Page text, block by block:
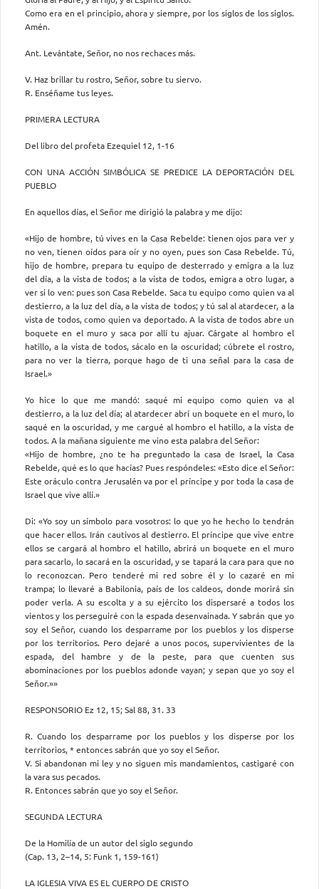
Como era en el principio, ahora y siempre, por los siglos de los siglos.
Amén.
Ant. Levántate, Señor, no nos rechaces más.
V. Haz brillar tu rostro, Señor, sobre tu siervo.
R. Enséñame tus leyes.
PRIMERA LECTURA
Del libro del profeta Ezequiel 12, 1-16
CON UNA ACCIÓN SIMBÓLICA SE PREDICE LA DEPORTACIÓN DEL
PUEBLO
En aquellos días, el Señor me dirigió la palabra y me dijo:
«Hijo de hombre, tú vives en la Casa Rebelde: tienen ojos para ver y
no ven, tienen oídos para oír y no oyen, pues son Casa Rebelde. Tú,
hijo de hombre, prepara tu equipo de desterrado y emigra a la luz
del día, a la vista de todos; a la vista de todos, emigra a otro lugar, a
ver si lo ven: pues son Casa Rebelde. Saca tu equipo como quien va al
destierro, a la luz del día, a la vista de todos; y tú sal al atardecer, a la
vista de todos, como quien va deportado. A la vista de todos abre un
boquete en el muro y saca por allí tu ajuar. Cárgate al hombro el
hatillo, a la vista de todos, sácalo en la oscuridad; cúbrete el rostro,
para no ver la tierra, porque hago de ti una señal para la casa de
Israel.»
Yo hice lo que me mandó: saqué mi equipo como quien va al
destierro, a la luz del día; al atardecer abrí un boquete en el muro, lo
saqué en la oscuridad, y me cargué al hombro el hatillo, a la vista de
todos. A la mañana siguiente me vino esta palabra del Señor:
«Hijo de hombre, ¿no te ha preguntado la casa de Israel, la Casa
Rebelde, qué es lo que hacías? Pues respóndeles: «Esto dice el Señor:
Este oráculo contra Jerusalén va por el príncipe y por toda la casa de
Israel que vive allí.»
Di: «Yo soy un símbolo para vosotros: lo que yo he hecho lo tendrán
que hacer ellos. Irán cautivos al destierro. El príncipe que vive entre
ellos se cargará al hombro el hatillo, abrirá un boquete en el muro
para sacarlo, lo sacará en la oscuridad, y se tapará la cara para que no
lo reconozcan. Pero tenderé mi red sobre él y lo cazaré en mi
trampa; lo llevaré a Babilonia, país de los caldeos, donde morirá sin
poder verla. A su escolta y a su ejército los dispersaré a todos los
vientos y los perseguiré con la espada desenvainada. Y sabrán que yo
soy el Señor, cuando los desparrame por los pueblos y los disperse
por los territorios. Pero dejaré a unos pocos, supervivientes de la
espada, del hambre y de la peste, para que cuenten sus
abominaciones por los pueblos adonde vayan; y sepan que yo soy el
Señor.»»
RESPONSORIO Ez 12, 15; Sal 88, 31. 33
R. Cuando los desparrame por los pueblos y los disperse por los
territorios, * entonces sabrán que yo soy el Señor.
V. Si abandonan mi ley y no siguen mis mandamientos, castigaré con
la vara sus pecados.
R. Entonces sabrán que yo soy el Señor.
SEGUNDA LECTURA
De la Homilía de un autor del siglo segundo
(Cap. 13, 2–14, 5: Funk 1, 159-161)
LA IGLESIA VIVA ES EL CUERPO DE CRISTO